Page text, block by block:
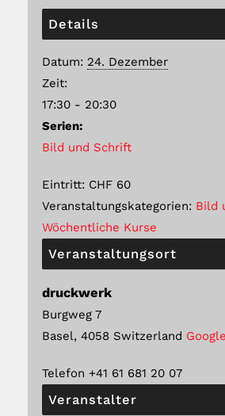
Details
Datum: 24. Dezember
Zeit:
17:30 - 20:30
Serien:
Bild und Schrift
Eintritt: CHF 60
Veranstaltungskategorien: Bild
Wöchentliche Kurse
Veranstaltungsort
druckwerk
Burgweg 7
Basel, 4058 Switzerland
Telefon +41 61 681 20 07
Veranstalter